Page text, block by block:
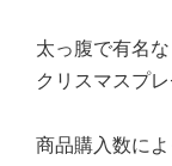
太っ腹で有名
クリスマスプレ
商品購入数に